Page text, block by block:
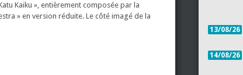
Kaiku », entièrement composée par la
» en version réduite. Le côté imagé de la
13/08/26
14/08/26